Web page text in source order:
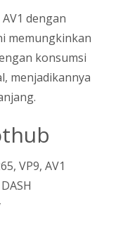
dengan
memungkinkan
konsumsi
menjadikannya
VP9, AV1